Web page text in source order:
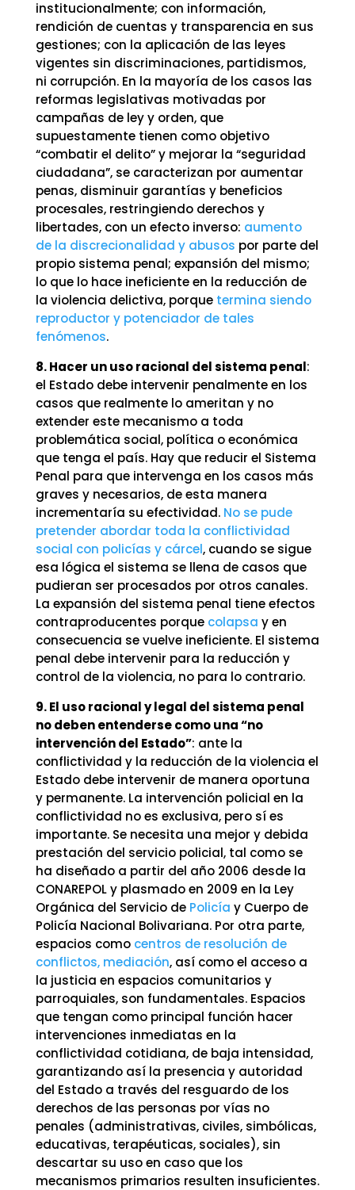
institucionalmente; con información,
rendición de cuentas y transparencia en sus
gestiones; con la aplicación de las leyes
vigentes sin discriminaciones, partidismos,
ni corrupción. En la mayoría de los casos las
reformas legislativas motivadas por
campañas de ley y orden, que
supuestamente tienen como objetivo
“combatir el delito” y mejorar la “seguridad
ciudadana”, se caracterizan por aumentar
penas, disminuir garantías y beneficios
procesales, restringiendo derechos y
libertades, con un efecto inverso: aumento
de la discrecionalidad y abusos por parte del
propio sistema penal; expansión del mismo;
lo que lo hace ineficiente en la reducción de
la violencia delictiva, porque termina siendo
reproductor y potenciador de tales
fenómenos.
8. Hacer un uso racional del sistema penal:
el Estado debe intervenir penalmente en los
casos que realmente lo ameritan y no
extender este mecanismo a toda
problemática social, política o económica
que tenga el país. Hay que reducir el Sistema
Penal para que intervenga en los casos más
graves y necesarios, de esta manera
incrementaría su efectividad. No se pude
pretender abordar toda la conflictividad
social con policías y cárcel, cuando se sigue
esa lógica el sistema se llena de casos que
pudieran ser procesados por otros canales.
La expansión del sistema penal tiene efectos
contraproducentes porque colapsa y en
consecuencia se vuelve ineficiente. El sistema
penal debe intervenir para la reducción y
control de la violencia, no para lo contrario.
9. El uso racional y legal del sistema penal
no deben entenderse como una “no
intervención del Estado”: ante la
conflictividad y la reducción de la violencia el
Estado debe intervenir de manera oportuna
y permanente. La intervención policial en la
conflictividad no es exclusiva, pero sí es
importante. Se necesita una mejor y debida
prestación del servicio policial, tal como se
ha diseñado a partir del año 2006 desde la
CONAREPOL y plasmado en 2009 en la Ley
Orgánica del Servicio de Policía y Cuerpo de
Policía Nacional Bolivariana. Por otra parte,
espacios como centros de resolución de
conflictos, mediación, así como el acceso a
la justicia en espacios comunitarios y
parroquiales, son fundamentales. Espacios
que tengan como principal función hacer
intervenciones inmediatas en la
conflictividad cotidiana, de baja intensidad,
garantizando así la presencia y autoridad
del Estado a través del resguardo de los
derechos de las personas por vías no
penales (administrativas, civiles, simbólicas,
educativas, terapéuticas, sociales), sin
descartar su uso en caso que los
mecanismos primarios resulten insuficientes.